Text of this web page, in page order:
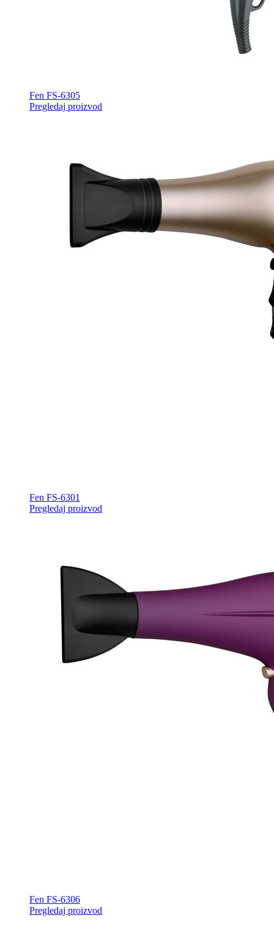
Fen FS-6305
Pregledaj proizvod
Fen FS-6301
Pregledaj proizvod
Fen FS-6306
Pregledaj proizvod